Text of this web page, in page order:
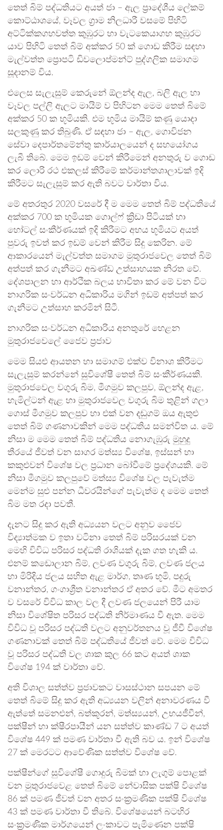
තෙත් බිම් පද්ධතියට අයත් ජා – ඇල ප්‍රාදේශීය ලේකම්
කොට්ඨාශයේ, වෑවල ග්‍රාම නිලධාරී වසමේ පිහිටි
අට්ටික්කගහවත්ත කුඹුරට හා වැටකෙයාගහ කුඹුරට
යාව පිහිටි තෙත් බිම් අක්කර 50 ක් ගොඩ කිරීම සඳහා
මැල්වත්ත ප්‍රොපටි ඩිවලොප්මන්ට් පුද්ගලික සමාගම
සූදානම් විය.
එලෙස සැලැසුම් කෙරුනේ ඕලන්ද ඇල, බලි ඇල හා
වෑවල පල්ලි ඇලට මායිම් ව පිහිටන මෙම තෙත් බිමේ
අක්කර 50 ක භූමියකි. එම භූමිය මායිම් කණු යොදා
සලකුණු කර තිබුණි. ඒ සඳහා ජා – ඇල, ගොවිජන
සේවා දෙපාර්තමේන්තු කාර්යාලයෙන් ද සහයෝගය
ලැබී තිබේ. මෙම ඉඩම් වෙන් කිරීමෙන් අනතුරු ව ගොඩ
කර ලොරි රථ එකලස් කිරීමේ කර්මාන්තශාලාවක් ඉදි
කිරීමට සැලැසුම් කර ඇති බවට වාර්තා විය.
මේ අතරතුර 2020 වසරේ දී ම මෙම තෙත් බිම් පද්ධතියේ
අක්කර 700 ක භූමියක ගොල්ෆ් ක්‍රිඩා පිටියක් හා
හෝටල් සංකීර්ණයක් ඉදි කිරීමට අභය භූමියට අයත්
පුවරු ඉවත් කර ඉඩම් වෙන් කිරීම සිදු කෙරින. මේ
ආකාරයෙන් මැල්වත්ත සමාගම මුතුරාජවෙල තෙත් බිම්
අත්පත් කර ගැනීමට අඛණ්ඩ උත්සාහයක නිරත වේ.
දේශපාලන හා ආර්ථික බලය භාවිතා කර මේ වන විට
නාගරික සංවර්ධන අධිකාරිය මගින් ඉඩම් අත්පත් කර
ගැනීමට උත්සාහ කරමින් සිටී.
නාගරික සංවර්ධන අධිකාරිය අනතුරේ හෙළන
මුතුරාජවෙලේ ජෛව ප්‍රජාව
මෙම සියළු ආයතන හා සමාගම් එක්ව විනාශ කිරීමට
සැලැසුම් කරන්නේ සුවිශේෂී තෙත් බිම් සංකීර්ණයකි.
මුතුරාජවෙල වගුරු බිම, මීගමුව කලපුව, ඕලන්ද ඇළ,
හැමිල්ටන් ඇළ හා මුතුරාජවෙල වගුරු බිම තුළින් ගලා
ගොස් මීගමුව කලපුව හා එක් වන දඬුගම් ඔය ඇතුළු
තෙත් බිම් ගණනාවකින් මෙම පද්ධතිය සමන්විත ය. මේ
නිසා ම මෙම තෙත් බිම් පද්ධතිය නොගැඹුරු මුහුදු
තීරයේ ජීවත් වන සාගර මත්ස්‍ය විශේෂ, ඉස්සන් හා
කකුළුවන් විශේෂ වල ප්‍රධාන බෝවීමේ ප්‍රදේශයකි. මේ
නිසා මීගමුව කලපුවේ මත්ස්‍ය විශේෂ වල පැවැත්ම
මෙන්ම සුළු පන්න ධීවරයින්ගේ පැවැත්ම ද මෙම තෙත්
බිම මත රදා පවතී.
දැනට සිදු කර ඇති අධ්‍යයන වලට අනුව ජෛව
විද්‍යාත්මක ව ඉතා වටිනා තෙත් බිම් පරිසරයක් වන
මෙහි විවිධ පරිසර පද්ධති රාශියක් දැක ගත හැකි ය.
එනම් කඩොලාන බිම්, ලවණ වගුරු බිම්, ලවණ ජලය
හා මිරිදිය ජලය සහිත ඇළ මාර්ග, තෘණ භූමි, පදුරු
වනාන්තර, ගංගාශ්‍රීත වනාන්තර ඒ අතර වේ. මීට අමතර
ව වසරේ විවිධ කාල වල දී ලවණ ජලයෙන් පිරී යාම
නිසා විශේෂිත පරිසර පද්ධති නිර්මාණය වී ඇත. මෙම
විවිධ වූ පරිසර පද්ධති වලට අනුවර්තනය වූ ජීවී විශේෂ
ගණනාවක් තෙත් බිම් පද්ධතියේ ජීවත් වේ. මෙම විවිධ
වූ පරිසර පද්ධති වල ශාක කුල 66 කට අයත් ශාක
විශේෂ 194 ක් වාර්තා වේ.
අති විශාල සත්ත්ව ප්‍රජාවකට වාසස්ථාන සපයන මේ
තෙත් බිමේ සිදු කර ඇති අධ්‍යයන වලින් අනාවරණය වී
ඇත්තේ සමනළුන්, බත්කූරන්, මත්ස්‍යයන්, උභයජීවීන්,
පක්ෂීන් හා ක්ෂීරපායීන් යන සත්ත්ව කාණ්ඩ 7 ට අයත්
විශේෂ 449 ක් පමණ වාර්තා වී ඇති බව ය. ඉන් විශේෂ
27 ක් මෙරටට ආවේණික සත්ත්ව විශේෂ වේ.
පක්ෂීන්ගේ සුවිශේෂී ගොදුරු බිමක් හා ලැගුම් පොළක්
වන මුතුරාජවෙළ තෙත් බිමේ නේවාසික පක්ෂි විශේෂ
86 ක් පමණ ජීවත් වන අතර සංක්‍රමණික පක්ෂි විශේෂ
43 ක් පමණ වාර්තා වී තිබේ. විශේෂයෙන් බටහිර
සංක්‍රමණික මාර්ගයෙන් ලංකාවට පැමිණෙන පක්ෂි